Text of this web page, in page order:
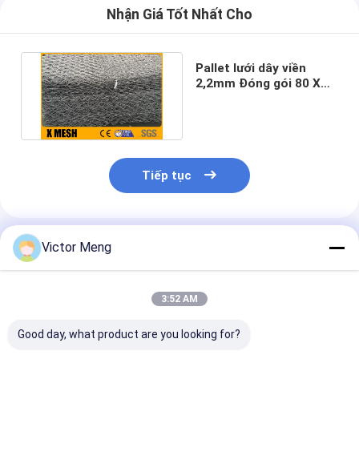
Nhận Giá Tốt Nhất Cho
Pallet lưới dây viền
2,2mm Đóng gói 80 ​​X
Tiếp tục
Sản Phẩm Khuyến Cáo
Victor Meng
3:52 AM
Good day, what product are you looking for?